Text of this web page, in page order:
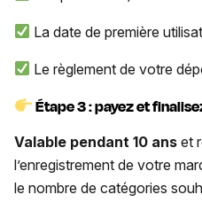
La date de première
Le règlement de votre
Étape 3 : payez et
Valable pendant 10 ans et
l’enregistrement de votre
le nombre de catégories